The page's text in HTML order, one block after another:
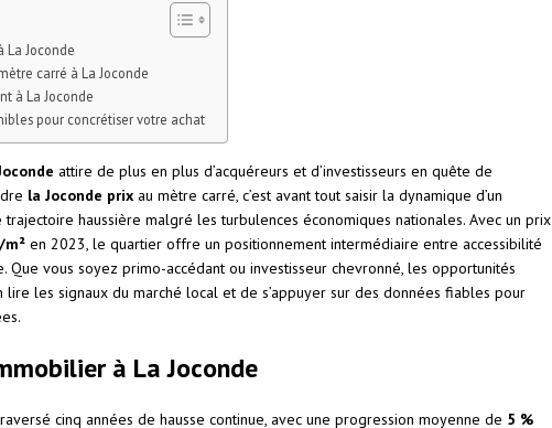
Joconde
carré à La Joconde
à La Joconde
pour concrétiser votre achat
attire de plus en plus d’acquéreurs et d’investisseurs en quête de
la Joconde prix au mètre carré, c’est avant tout saisir la dynamique d’un
trajectoire haussière malgré les turbulences économiques nationales. Avec un prix
m² en 2023, le quartier offre un positionnement intermédiaire entre accessibilité
Que vous soyez primo-accédant ou investisseur chevronné, les opportunités
les signaux du marché local et de s’appuyer sur des données fiables pour
à La Joconde
cinq années de hausse continue, avec une progression moyenne de 5 %